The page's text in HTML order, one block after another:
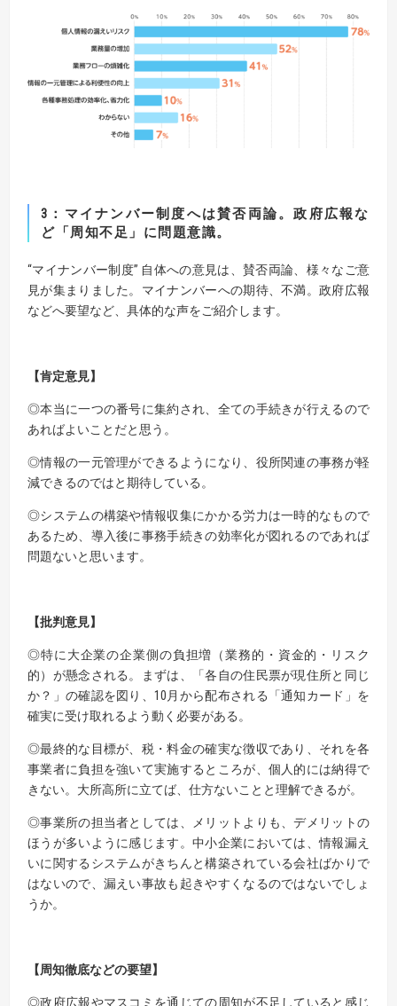
3：マイナンバー制度へは賛否両論。政府広報な
ど「周知不足」に問題意識。
“マイナンバー制度” 自体への意見は、賛否両論、様々なご意
見が集まりました。マイナンバーへの期待、不満。政府広報
などへ要望など、具体的な声をご紹介します。
【肯定意見】
◎本当に一つの番号に集約され、全ての手続きが行えるので
あればよいことだと思う。
◎情報の一元管理ができるようになり、役所関連の事務が軽
減できるのではと期待している。
◎システムの構築や情報収集にかかる労力は一時的なもので
あるため、導入後に事務手続きの効率化が図れるのであれば
問題ないと思います。
【批判意見】
◎特に大企業の企業側の負担増（業務的・資金的・リスク
的）が懸念される。まずは、「各自の住民票が現住所と同じ
か？」の確認を図り、10月から配布される「通知カード」を
確実に受け取れるよう動く必要がある。
◎最終的な目標が、税・料金の確実な徴収であり、それを各
事業者に負担を強いて実施するところが、個人的には納得で
きない。大所高所に立てば、仕方ないことと理解できるが。
◎事業所の担当者としては、メリットよりも、デメリットの
ほうが多いように感じます。中小企業においては、情報漏え
いに関するシステムがきちんと構築されている会社ばかりで
はないので、漏えい事故も起きやすくなるのではないでしょ
うか。
【周知徹底などの要望】
◎政府広報やマスコミを通じての周知が不足していると感じ